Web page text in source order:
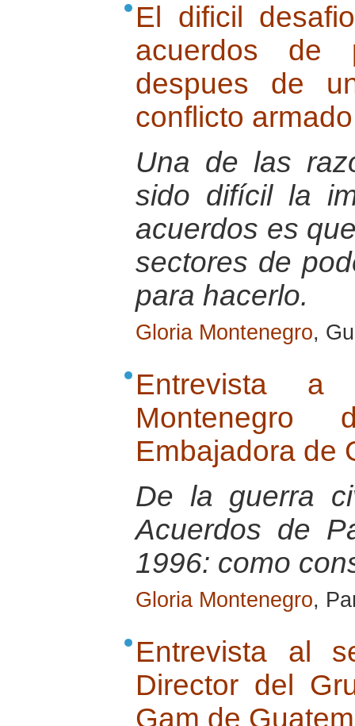
El dificil
acuerdos de
despues de
conflicto armado
Una de las
sido difícil la
acuerdos es
sectores de
para hacerlo.
Gloria Montenegro,
Entrevista
Montenegro
Embajadora de
De la guerra
Acuerdos de
1996: como
Gloria Montenegro,
Entrevista al
Director del
Gam de